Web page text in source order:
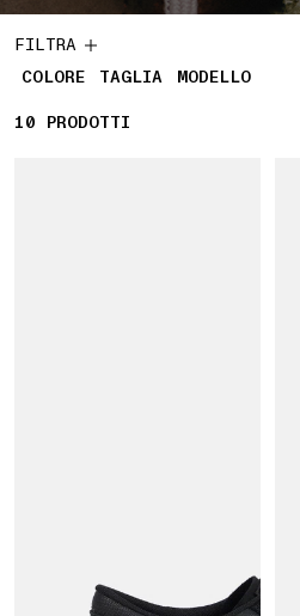
FILTRA
COLORE
TAGLIA MODELLO
10 10 PRODOTTI
PRODOTTI